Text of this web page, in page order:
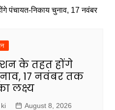
के तहत होंगे
17 नवंबर तक
लक्ष्य
August 8, 2026